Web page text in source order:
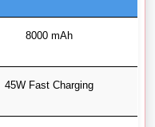
8000 mAh
45W Fast Charging